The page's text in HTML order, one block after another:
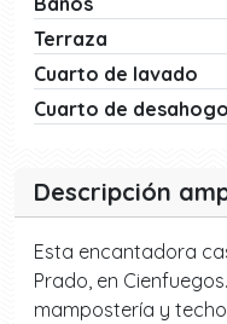
Terraza
Cuarto de lavado
Cuarto de desahogo
Descripción
Esta encantadora
Prado, en
mampostería y